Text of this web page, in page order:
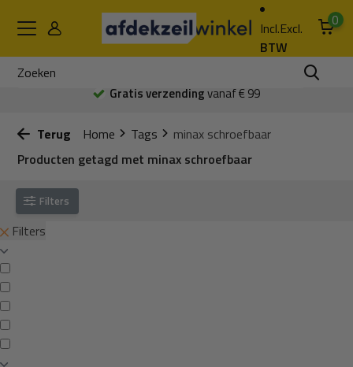
Incl.Excl.
BTW
0
Gratis verzendingvanaf € 99
Terug Home Tags
minax schroefbaar
Producten getagd met minax schroefbaar
Filters
Filters